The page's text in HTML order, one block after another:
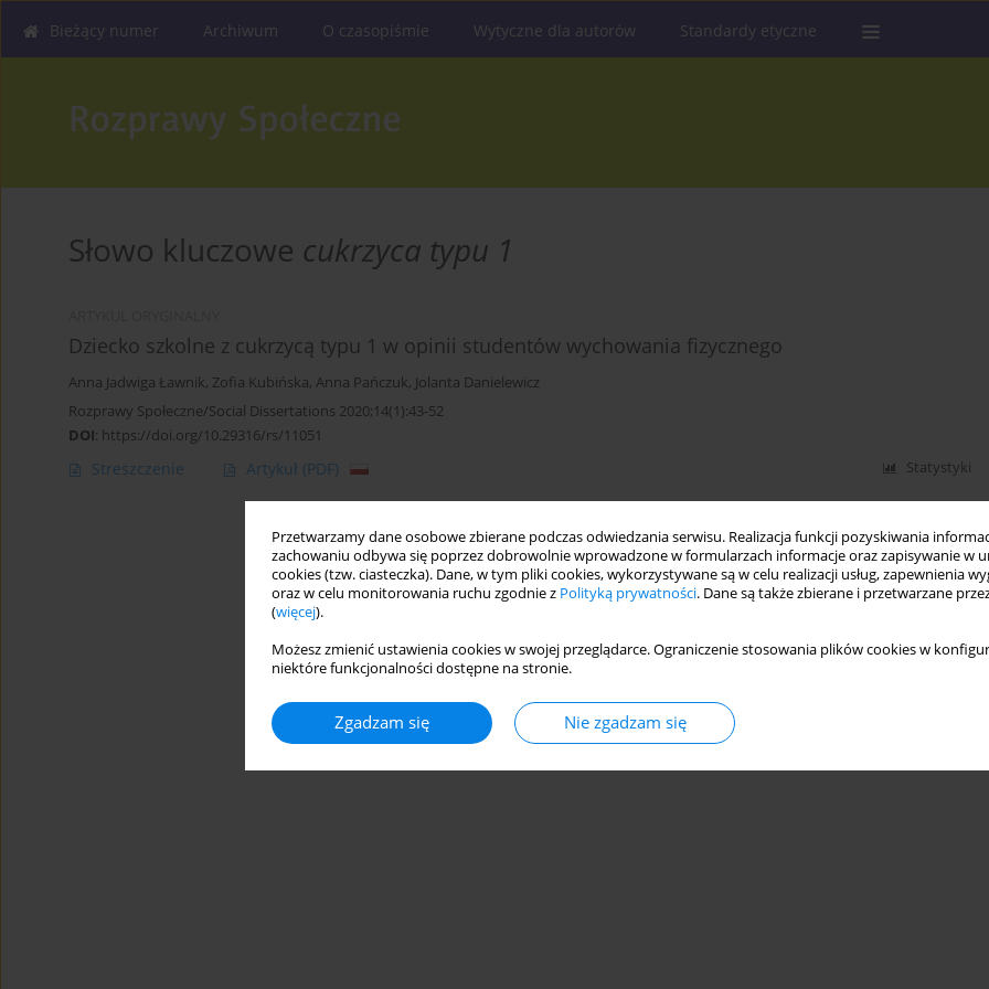
Przetwarzamy dane osobowe zbierane podczas odwiedzania serwisu. Realizacja funkcji pozyskiwania
zachowaniu odbywa się poprzez dobrowolnie wprowadzone w formularzach informacje oraz zapisywanie w
cookies (tzw. ciasteczka). Dane, w tym pliki cookies, wykorzystywane są w celu realizacji usług, zapewnienia
oraz w celu monitorowania ruchu zgodnie z Polityką prywatności. Dane są także zbierane i przetwarzane
(więcej).
Możesz zmienić ustawienia cookies w swojej przeglądarce. Ograniczenie stosowania plików cookies w
niektóre funkcjonalności dostępne na stronie.
Zgadzam się Nie zgadzam się
Bieżący numer Archiwum O czasopiśmie Wytyczne dla autorów Standardy etyczne
Słowo kluczowe cukrzyca typu 1
Dziecko szkolne z cukrzycą typu 1 w opinii studentów wychowania fizycznego
Anna Jadwiga Ławnik, Zofia Kubińska, Anna Pańczuk, Jolanta Danielewicz
Rozprawy Społeczne/Social Dissertations 2020;14(1):43-52
DOI: https://doi.org/10.29316/rs/11051
Streszczenie Artykuł (PDF) Statystyki